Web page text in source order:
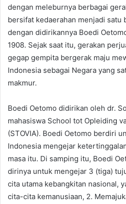
dengan meleburnya berbagai
bersifat kedaerahan menjadi satu
dengan didirikannya Boedi
1908. Sejak saat itu, gerakan
gegap gempita bergerak maju
Indonesia sebagai Negara yang
makmur.
Boedi Oetomo didirikan oleh dr.
mahasiswa School tot Opleiding
(STOVIA). Boedi Oetomo berdiri
Indonesia mengejar
masa itu. Di samping itu, Boedi
dirinya untuk mengejar 3 (tiga)
cita utama kebangkitan nasional,
cita-cita kemanusiaan, 2.